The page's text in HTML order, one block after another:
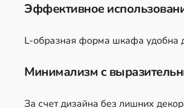
Эффективное
L-образная форма шкафа удобна
Минимализм с
За счет дизайна без лишних